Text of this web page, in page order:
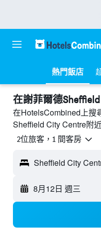
熱門飯店
在謝菲爾德
在HotelsCombined上搜
Sheffield City Centre附
2位旅客，1 間客房
Sheffield City
8月12日 週三